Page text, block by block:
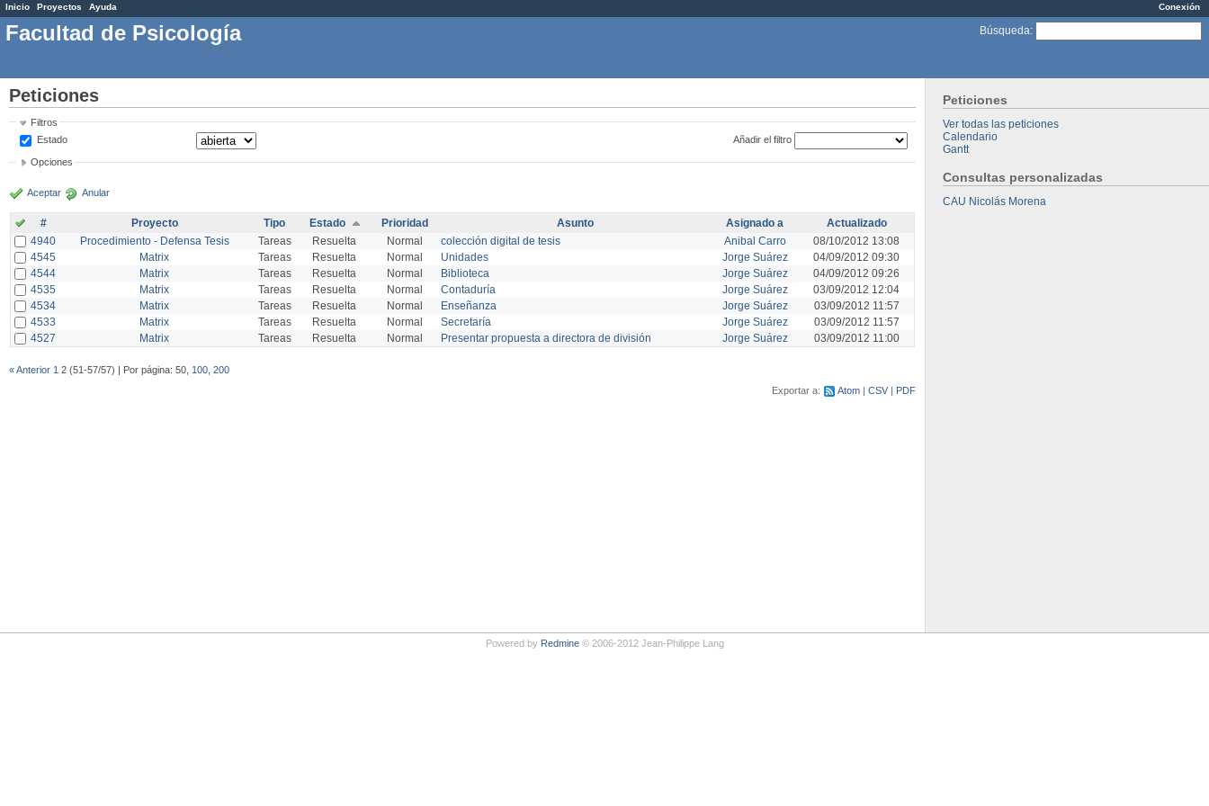
Conexión
Inicio Proyectos Ayuda
Búsqueda:
Facultad de Psicología
Peticiones
Ver todas las peticiones
Calendario
Gantt
Consultas personalizadas
CAU Nicolás Morena
Peticiones
Filtros
Estado
Añadir el filtro
Opciones
Aceptar Anular
# Proyecto Tipo Estado Prioridad Asunto Asignado a
Actualizado
4940
Procedimiento - Defensa Tesis Tareas Resuelta Normal colección digital de tesis Anibal Carro
08/10/2012 13:08
4545
Matrix Tareas Resuelta Normal Unidades Jorge Suárez
04/09/2012 09:30
4544
Matrix Tareas Resuelta Normal Biblioteca Jorge Suárez
04/09/2012 09:26
4535
Matrix Tareas Resuelta Normal Contaduría Jorge Suárez
03/09/2012 12:04
4534
Matrix Tareas Resuelta Normal Enseñanza Jorge Suárez
03/09/2012 11:57
4533
Matrix Tareas Resuelta Normal Secretaría Jorge Suárez
03/09/2012 11:57
4527
Matrix Tareas Resuelta Normal Presentar propuesta a directora de división Jorge Suárez 03/09/2012 11:00
« Anterior 1 2 (51-57/57) | Por página: 50, 100 200
Exportar a:
Atom CSV PDF
Powered by Redmine© 2006-2012 Jean-Philippe Lang